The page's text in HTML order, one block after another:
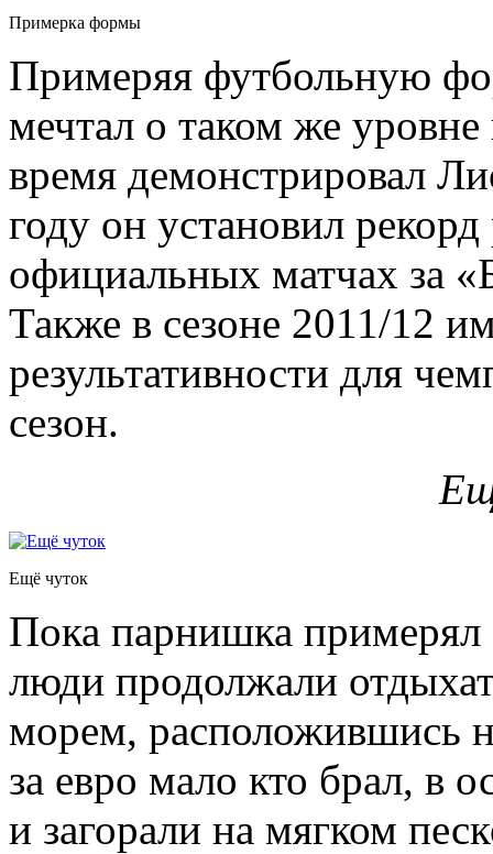
Примерка формы
Примеряя футбольную
мечтал о таком же
время демонстрировал
году он установил рекорд
официальных матчах за
Также в сезоне 2011/12
результативности для
сезон.
Ещё чуток
Пока парнишка
люди продолжали
морем, расположившись
за евро мало кто брал, в
и загорали на мягком